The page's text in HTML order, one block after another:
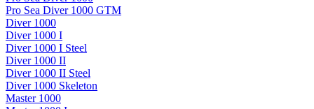
Pro Sea Diver 1000 GTM
Diver 1000
Diver 1000 I
Diver 1000 I Steel
Diver 1000 II
Diver 1000 II Steel
Diver 1000 Skeleton
Master 1000